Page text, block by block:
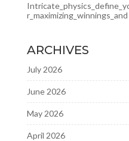
r_maximizing_winnings_and
ARCHIVES
July 2026
June 2026
May 2026
April 2026